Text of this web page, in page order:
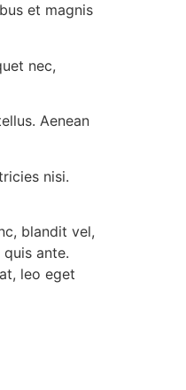
et magnis
nec,
Aenean
nisi.
blandit vel,
ante.
leo eget